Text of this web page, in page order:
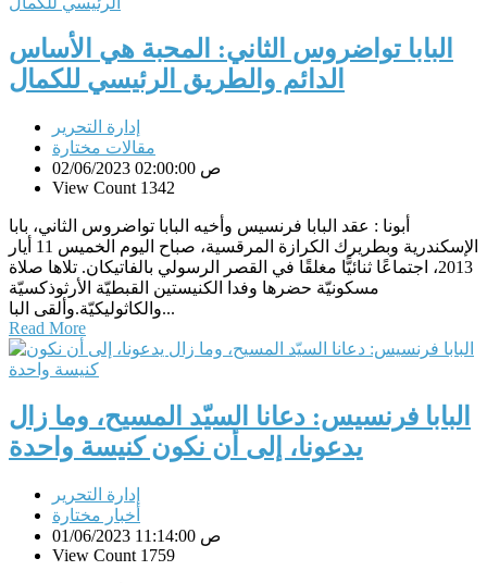
البابا تواضروس الثاني: المحبة هي الأساس
الدائم والطريق الرئيسي للكمال
إدارة التحرير
مقالات مختارة
02/06/2023 02:00:00 ص
View Count 1342
أبونا : عقد البابا فرنسيس وأخيه البابا تواضروس الثاني، بابا
الإسكندرية وبطريرك الكرازة المرقسية، صباح اليوم الخميس 11 أيار
2013، اجتماعًا ثنائيًّا مغلقًا في القصر الرسولي بالفاتيكان. تلاها صلاة
مسكونيّة حضرها وفدا الكنيستين القبطيّة الأرثوذكسيّة
والكاثوليكيّة.وألقى البا...
Read More
البابا فرنسيس: دعانا السيّد المسيح، وما زال
يدعونا، إلى أن نكون كنيسة واحدة
إدارة التحرير
أخبار مختارة
01/06/2023 11:14:00 ص
View Count 1759